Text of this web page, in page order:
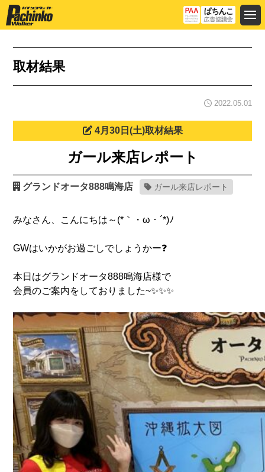
取材結果
2022.05.01
4月30日(土)取材結果
ガール来店レポート
グランドオータ888鳴海店 ガール来店レポート
みなさん、こんにちは～(*｀・ω・´*)ﾉ
GWはいかがお過ごしでしょうかー❓
本日はグランドオータ888鳴海店様で
会員のご案内をしておりました~✨✨✨